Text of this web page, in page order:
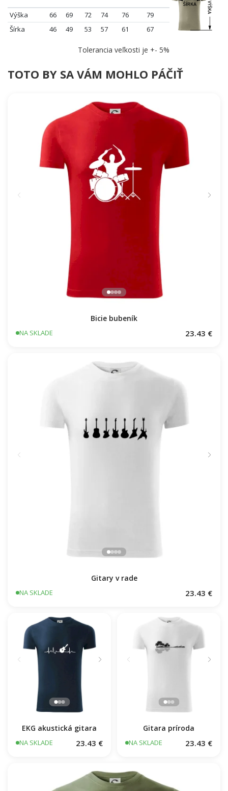
Výška 66 69 72 74 76
79
Šírka
46 49 53 57 61 67
Tolerancia veľkosti je +- 5%
TOTO BY SA VÁM MOHLO PÁČIŤ
Bicie bubeník
NA SKLADE 23.43 €
Gitary v rade
NA SKLADE 23.43 €
EKG akustická gitara
NA SKLADE 23.43 €
Gitara príroda
NA SKLADE 23.43 €